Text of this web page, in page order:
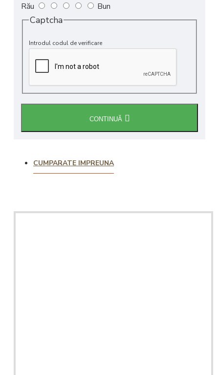
Rău Bun
Captcha
Introdul codul de verificare
CONTINUĂ
CUMPARATE IMPREUNA